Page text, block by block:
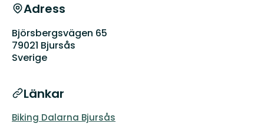
Adress
Björsbergsvägen 65
79021 Bjursås
Sverige
Länkar
Biking Dalarna Bjursås